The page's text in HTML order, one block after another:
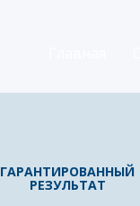
ГАРАНТИРОВАННЫЙ
РЕЗУЛЬТАТ